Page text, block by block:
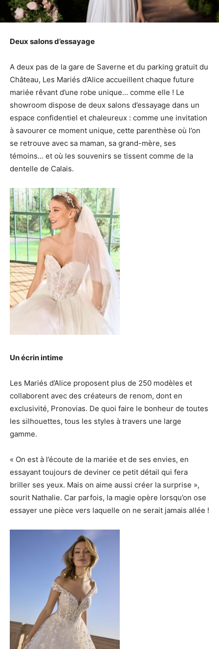
Deux salons d’essayage
A deux pas de la gare de Saverne et du parking gratuit du
Château, Les Mariés d’Alice accueillent chaque future
mariée rêvant d’une robe unique… comme elle ! Le
showroom dispose de deux salons d’essayage dans un
espace confidentiel et chaleureux : comme une invitation
à savourer ce moment unique, cette parenthèse où l’on
se retrouve avec sa maman, sa grand-mère, ses
témoins… et où les souvenirs se tissent comme de la
dentelle de Calais.
Un écrin intime
Les Mariés d’Alice proposent plus de 250 modèles et
collaborent avec des créateurs de renom, dont en
exclusivité, Pronovias. De quoi faire le bonheur de toutes
les silhouettes, tous les styles à travers une large
gamme.
« On est à l’écoute de la mariée et de ses envies, en
essayant toujours de deviner ce petit détail qui fera
briller ses yeux. Mais on aime aussi créer la surprise »,
sourit Nathalie. Car parfois, la magie opère lorsqu’on ose
essayer une pièce vers laquelle on ne serait jamais allée !